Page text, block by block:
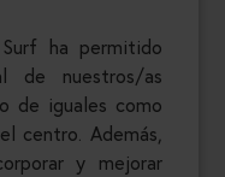
ha permitido
de nuestros/as
de iguales como
centro. Además,
y mejorar